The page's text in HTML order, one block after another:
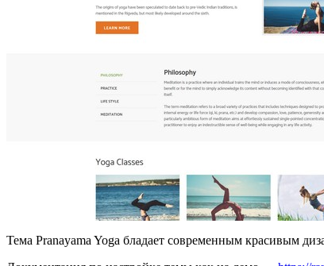
Тема Pranayama Yoga бладает современным красивым